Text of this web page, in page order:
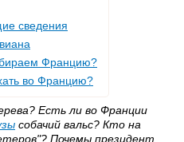
сведения
Францию?
во Францию?
Есть ли во Франции
собачий вальс? Кто на
Почемы президент